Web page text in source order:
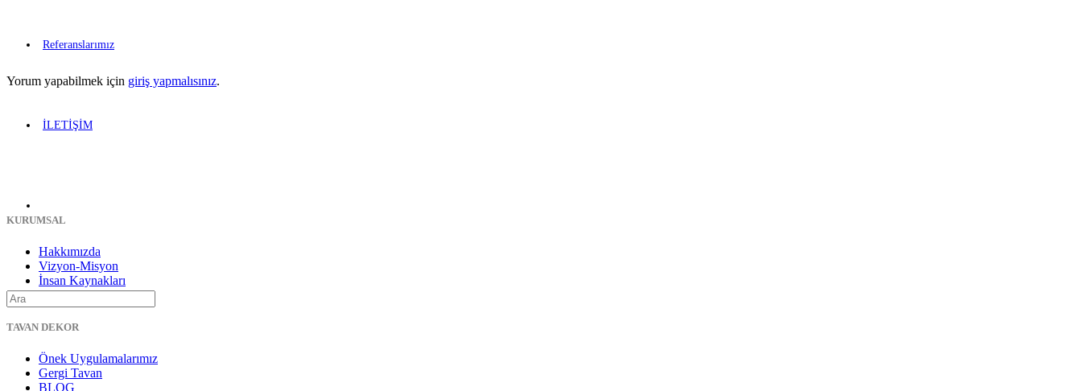
Referanslarımız
İLETİŞİM
Yorum yapabilmek için giriş yapmalısınız.
KURUMSAL
Hakkımızda
Vizyon-Misyon
İnsan Kaynakları
Sosyal Sorumluluk
TAVAN DEKOR
Önek Uygulamalarımız
Gergi Tavan
BLOG